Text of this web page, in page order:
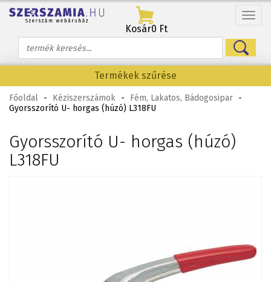
Menü
Kosár0 Ft
Termékek szűrése
Főoldal - Kéziszerszámok - Fém, Lakatos, Bádogosipar -
Gyorsszorító U- horgas (húzó) L318FU
Gyorsszorító U- horgas (húzó)
L318FU